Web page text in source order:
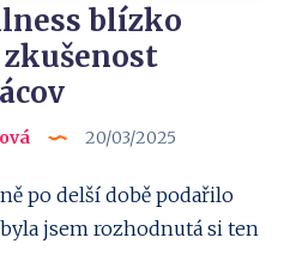
blízko
zkušenost
20/03/2025
po delší době podařilo
jsem rozhodnutá si ten